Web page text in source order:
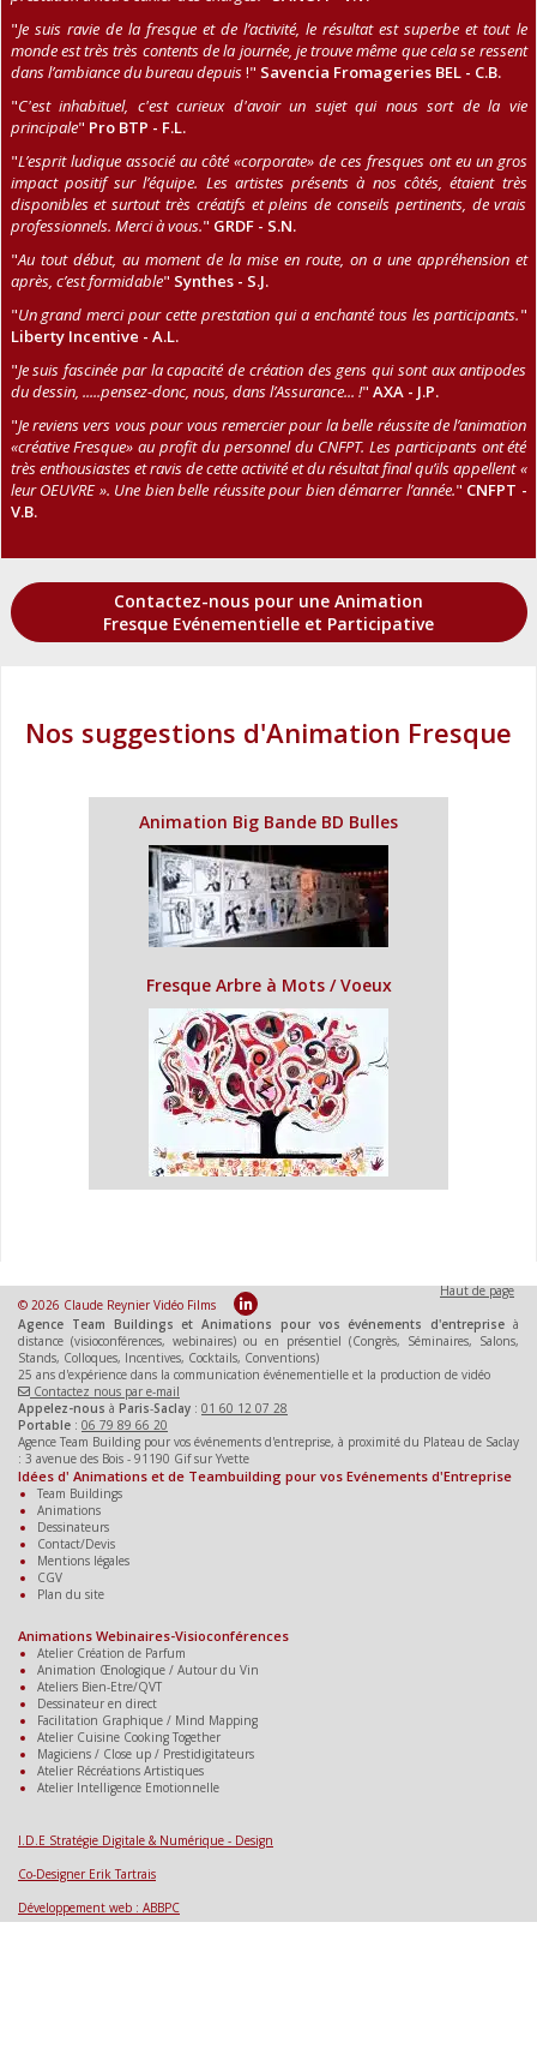
"Je suis ravie de la fresque et de l’activité, le résultat est superbe et tout le
monde est très très contents de la journée, je trouve même que cela se ressent
dans l’ambiance du bureau depuis!" Savencia Fromageries BEL - C.B.
"C'est inhabituel, c'est curieux d'avoir un sujet qui nous sort de la vie
principale" Pro BTP - F.L.
"L’esprit ludique associé au côté «corporate» de ces fresques ont eu un gros
impact positif sur l’équipe. Les artistes présents à nos côtés, étaient très
disponibles et surtout très créatifs et pleins de conseils pertinents, de vrais
professionnels. Merci à vous." GRDF - S.N.
"Au tout début, au moment de la mise en route, on a une appréhension et
après, c’est formidable" Synthes - S.J.
"Un grand merci pour cette prestation qui a enchanté tous les participants."
Liberty Incentive - A.L.
"Je suis fascinée par la capacité de création des gens qui sont aux antipodes
du dessin, .....pensez-donc, nous, dans l’Assurance... !" AXA - J.P.
"Je reviens vers vous pour vous remercier pour la belle réussite de l’animation
«créative Fresque» au profit du personnel du CNFPT. Les participants ont été
très enthousiastes et ravis de cette activité et du résultat final qu’ils appellent «
leur OEUVRE ». Une bien belle réussite pour bien démarrer l’année." CNFPT -
V.B.
Contactez-nous pour une Animation
Fresque Evénementielle et Participative
Nos suggestions d'Animation Fresque
Animation Big Bande BD Bulles
Fresque Arbre à Mots / Voeux
Haut de page
© 2026 Claude Reynier Vidéo Films
Agence Team Buildings et Animations pour vos événements d'entreprise à
distance (visioconférences, webinaires) ou en présentiel (Congrès, Séminaires, Salons,
Stands, Colloques, Incentives, Cocktails, Conventions)
25 ans d'expérience dans la communication événementielle et la production de vidéo
Contactez nous par e-mail
Appelez-nous à Paris-Saclay : 01 60 12 07 28
Portable : 06 79 89 66 20
Agence Team Building pour vos événements d'entreprise, à proximité du Plateau de Saclay
: 3 avenue des Bois - 91190 Gif sur Yvette
Idées d' Animations et de Teambuilding pour vos Evénements d'Entreprise
Team Buildings
Animations
Dessinateurs
Contact/Devis
Mentions légales
CGV
Plan du site
Animations Webinaires-Visioconférences
Atelier Création de Parfum
Animation Œnologique / Autour du Vin
Ateliers Bien-Etre/QVT
Dessinateur en direct
Facilitation Graphique / Mind Mapping
Atelier Cuisine Cooking Together
Magiciens / Close up / Prestidigitateurs
Atelier Récréations Artistiques
Atelier Intelligence Emotionnelle
I.D.E Stratégie Digitale & Numérique - Design
Co-Designer Erik Tartrais
Développement web : ABBPC